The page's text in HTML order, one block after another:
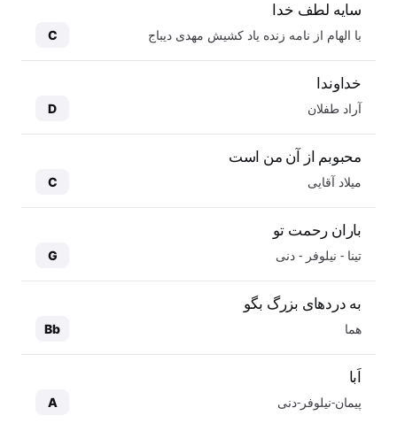
سایه لطف خدا
با الهام از نامه زنده یاد کشیش مهدی دیباج C
خداوندا
آراد طفلان D
محبوبم از آن من است
میلاد آقایی C
باران رحمت تو
تینا - نیلوفر - دنی G
به دردهای بزرگ بگو
هما Bb
اَبا
پیمان-نیلوفر-دنی A